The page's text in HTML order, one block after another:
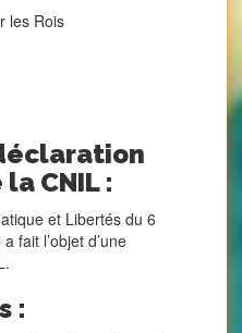
les Rois
CNIL :
et Libertés du 6
fait l’objet d’une
: